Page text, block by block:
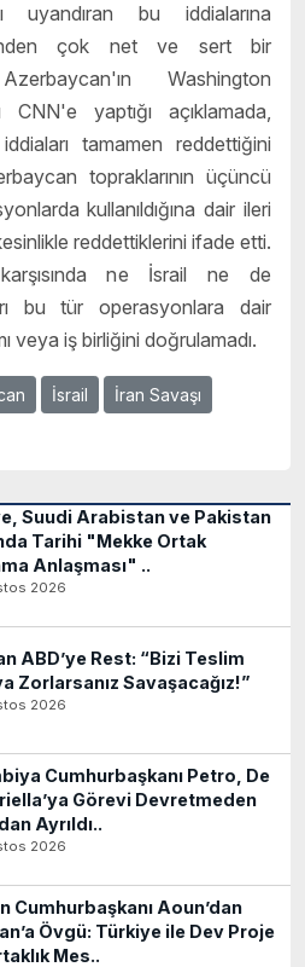
bu iddialarına
çok net ve sert bir
Washington
yaptığı açıklamada,
tamamen reddettiğini
topraklarının üçüncü
kullanıldığına dair ileri
reddettiklerini ifade etti.
ne İsrail ne de
bu tür operasyonlara dair
veya iş birliğini doğrulamadı.
İsrail
İran Savaşı
Suudi Arabistan ve Pakistan
Tarihi "Mekke Ortak
Anlaşması" ..
2026
ABD’ye Rest: “Bizi Teslim
Zorlarsanız Savaşacağız!”
2026
Cumhurbaşkanı Petro, De
Görevi Devretmeden
Ayrıldı..
2026
Cumhurbaşkanı Aoun’dan
Övgü: Türkiye ile Dev Proje
Mes..